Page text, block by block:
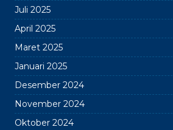
Juli 2025
April 2025
Maret 2025
Januari 2025
Desember 2024
November 2024
Oktober 2024